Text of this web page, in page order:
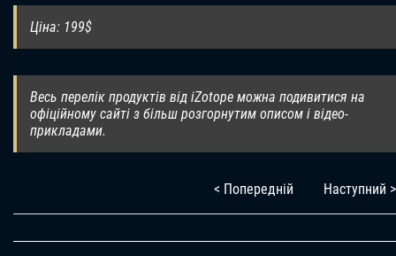
Ціна: 199$
Весь перелік продуктів від iZotope можна подивитися на
офіційному сайті з більш розгорнутим описом і відео-
прикладами.
< Попередній Наступний >